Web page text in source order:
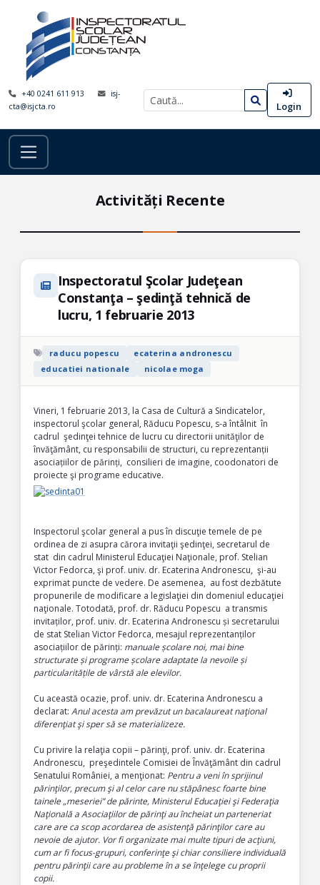
+40 0241 611 913
isj-
cta@isjcta.ro
Login
Activități Recente
Inspectoratul Şcolar Judeţean
Constanţa – şedinţă tehnică de
lucru, 1 februarie 2013
raducu popescu
ecaterina andronescu
educatiei nationale
nicolae moga
Vineri, 1 februarie 2013, la Casa de Cultură a Sindicatelor,
inspectorul şcolar general, Răducu Popescu, s-a întâlnit în
cadrul şedinţei tehnice de lucru cu directorii unităţilor de
învăţământ, cu responsabilii de structuri, cu reprezentanții
asociațiilor de părinți, consilieri de imagine, coodonatori de
proiecte şi programe educative.
Inspectorul şcolar general a pus în discuţie temele de pe
ordinea de zi asupra cărora invitaţii şedinţei, secretarul de
stat din cadrul Ministerul Educaţiei Naţionale, prof. Stelian
Victor Fedorca, şi prof. univ. dr. Ecaterina Andronescu, şi-au
exprimat puncte de vedere. De asemenea, au fost dezbătute
propunerile de modificare a legislaţiei din domeniul educaţiei
naţionale. Totodată, prof. dr. Răducu Popescu a transmis
invitaților, prof. univ. dr. Ecaterina Andronescu și secretarului
de stat Stelian Victor Fedorca, mesajul reprezentanților
asociațiilor de părinți: manuale școlare noi, mai bine
structurate și programe școlare adaptate la nevoile și
particularitățile de vârstă ale elevilor.
Cu această ocazie, prof. univ. dr. Ecaterina Andronescu a
declarat: Anul acesta am prevăzut un bacalaureat naţional
diferenţiat şi sper să se materializeze.
Cu privire la relaţia copii – părinţi, prof. univ. dr. Ecaterina
Andronescu, preşedintele Comisiei de Învăţământ din cadrul
Senatului României, a menţionat: Pentru a veni în sprijinul
părinţilor, precum şi al celor care nu stăpânesc foarte bine
tainele „meseriei” de părinte, Ministerul Educaţiei şi Federaţia
Naţională a Asociaţiilor de părinţi au încheiat un parteneriat
care are ca scop acordarea de asistenţă părinţilor care au
nevoie de ajutor. Vor fi organizate mai multe tipuri de acţiuni,
cum ar fi focus-grupuri, conferinţe şi chiar consiliere individuală
pentru părinţii care au probleme în a se înţelege cu proprii
copii.